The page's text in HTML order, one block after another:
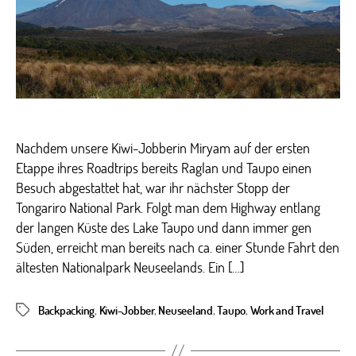
Nachdem unsere Kiwi-Jobberin Miryam auf der ersten
Etappe ihres Roadtrips bereits Raglan und Taupo einen
Besuch abgestattet hat, war ihr nächster Stopp der
Tongariro National Park. Folgt man dem Highway entlang
der langen Küste des Lake Taupo und dann immer gen
Süden, erreicht man bereits nach ca. einer Stunde Fahrt den
ältesten Nationalpark Neuseelands. Ein […]
Schlagwörter
Backpacking, Kiwi-Jobber, Neuseeland,Taupo, Work and Travel